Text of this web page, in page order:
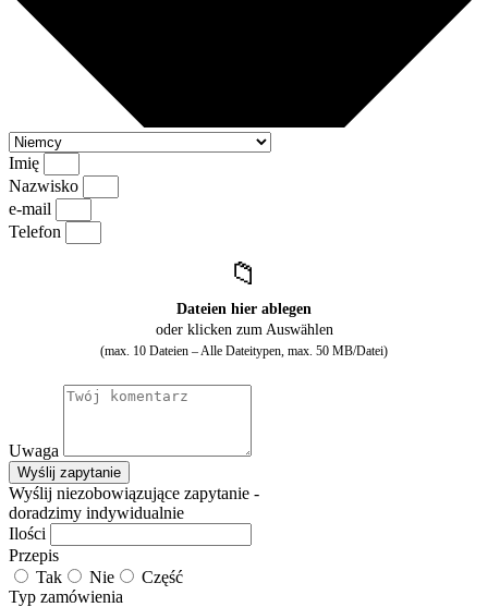
Imię
Nazwisko
e-mail
Telefon
📁
Dateien hier ablegen
oder klicken zum Auswählen
(max. 10 Dateien – Alle Dateitypen, max. 50 MB/Datei)
Uwaga
Wyślij zapytanie
Wyślij niezobowiązujące zapytanie -
doradzimy indywidualnie
Ilości
Przepis
Tak
Nie
Część
Typ zamówienia